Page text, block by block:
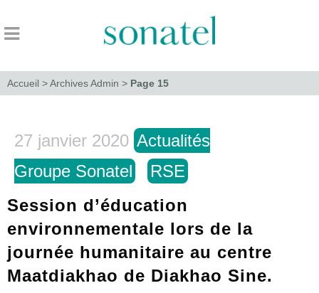
Accueil >Archives Admin > Page 15
27 janvier 2020 Actualités
Groupe Sonatel
RSE
Session d’éducation
environnementale lors de la
journée humanitaire au centre
Maatdiakhao de Diakhao Sine.